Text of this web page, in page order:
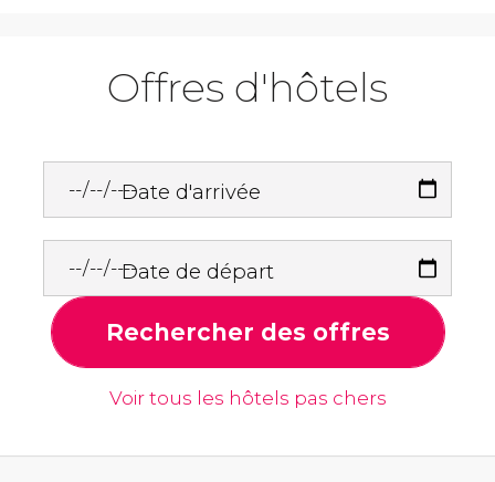
Offres d'hôtels
Date d'arrivée
Date de départ
Rechercher des offres
Voir tous les hôtels pas chers